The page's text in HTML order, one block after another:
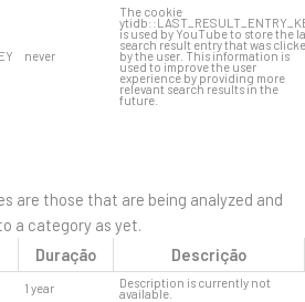
never
The cookie
is used by YouTube to store the
search result entry that was
by the user. This information is
used to improve the user
experience by providing more
relevant search results in the
future.
are those that are being analyzed and
a category as yet.
Duração Descrição
1 year Description is currently not
available.